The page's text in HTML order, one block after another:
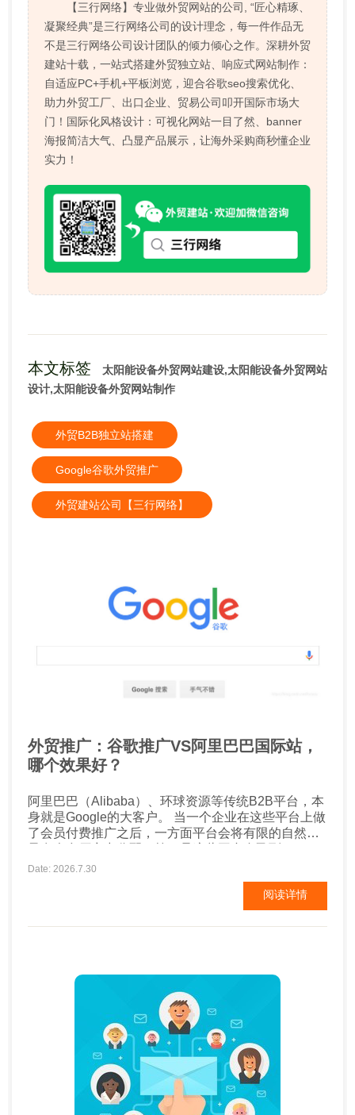
【三行网络】专业做外贸网站的公司, “匠心精琢、
凝聚经典”是三行网络公司的设计理念，每一件作品无
不是三行网络公司设计团队的倾力倾心之作。深耕外贸
建站十载，一站式搭建外贸独立站、响应式网站制作：
自适应PC+手机+平板浏览，迎合谷歌seo搜索优化、
助力外贸工厂、出口企业、贸易公司叩开国际市场大
门！国际化风格设计：可视化网站一目了然、banner
海报简洁大气、凸显产品展示，让海外采购商秒懂企业
实力！
本文标签
太阳能设备外贸网站建设,太阳能设备外贸网站
设计,太阳能设备外贸网站制作
外贸B2B独立站搭建
Google谷歌外贸推广
外贸建站公司【三行网络】
外贸推广：谷歌推广VS阿里巴巴国际站，
哪个效果好？
阿里巴巴（Alibaba）、环球资源等传统B2B平台，本
身就是Google的大客户。 当一个企业在这些平台上做
了会员付费推广之后，一方面平台会将有限的自然流
上投放广告，批发流量进来之后，再分配给成百上千
的同行业厂商，有多少流量能到达自己的企业店铺或
Google广告，可以用更具性价比的方式排到阿里或
者...
Date: 2026.7.30
阅读详情